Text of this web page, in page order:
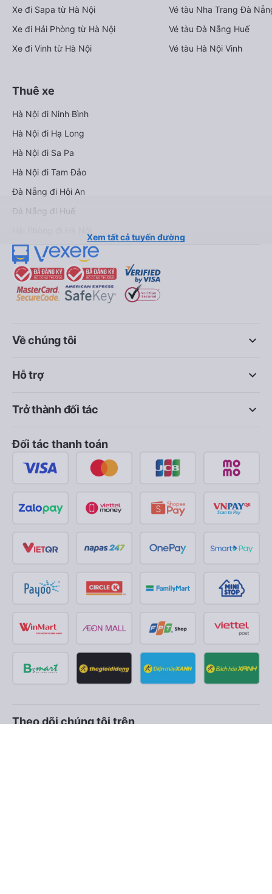
Xe đi Sapa từ Hà Nội
Xe đi Hải Phòng từ Hà Nội
Xe đi Vinh từ Hà Nội
Vé tàu Nha Trang Đà
Vé tàu Đà Nẵng Huế
Vé tàu Hà Nội Vinh
Thuê xe
Hà Nội đi Ninh Bình
Hà Nội đi Hạ Long
Hà Nội đi Sa Pa
Hà Nội đi Tam Đảo
Đà Nẵng đi Hội An
Đà Nẵng đi Huế
Xem tất cả tuyến đường
keyboard_arrow_down
Về chúng tôi
keyboard_arrow_down
Hỗ trợ
keyboard_arrow_down
Trở thành đối tác
Đối tác thanh toán
Theo dõi chúng tôi trên